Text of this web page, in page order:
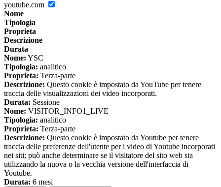
youtube.com
Nome
Tipologia
Proprieta
Descrizione
Durata
Nome: YSC
Tipologia: analitico
Proprieta: Terza-parte
Descrizione: Questo cookie è impostato da YouTube per tenere
traccia delle visualizzazioni dei video incorporati.
Durata: Sessione
Nome: VISITOR_INFO1_LIVE
Tipologia: analitico
Proprieta: Terza-parte
Descrizione: Questo cookie è impostato da Youtube per tenere
traccia delle preferenze dell'utente per i video di Youtube incorporati
nei siti; può anche determinare se il visitatore del sito web sta
utilizzando la nuova o la vecchia versione dell'interfaccia di
Youtube.
Durata: 6 mesi